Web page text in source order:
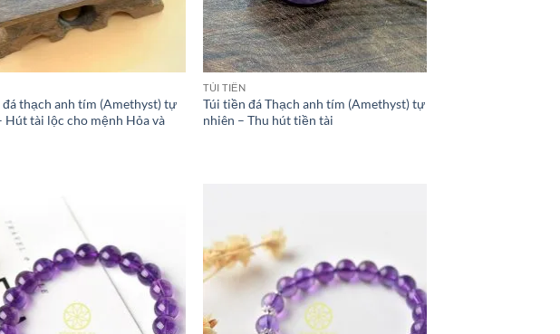
đá thạch anh tím (Amethyst) tự
Hút tài lộc cho mệnh Hỏa và
TÚI TIỀN
Túi tiền đá Thạch anh tím (Amethyst) tự
nhiên – Thu hút tiền tài